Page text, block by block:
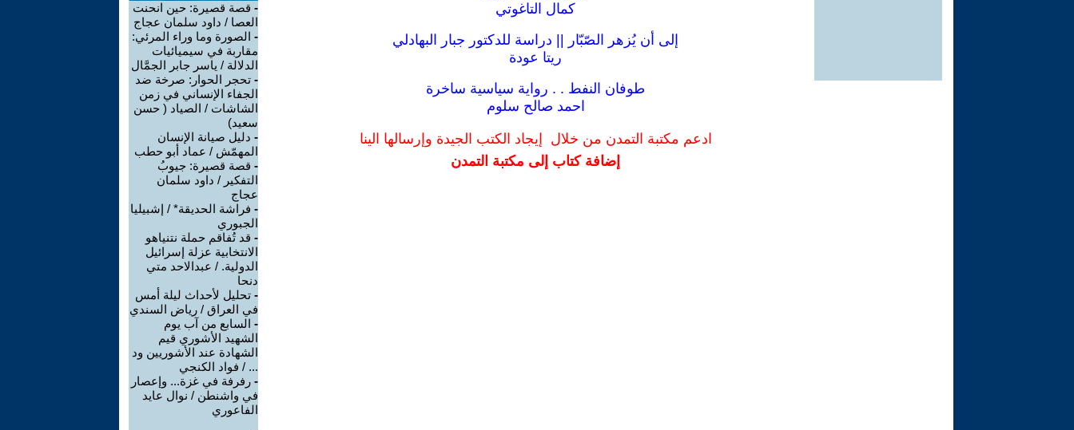
كمال التاغوتي
إلى أن يُزهر الصّبّار || دراسة للدكتور جبار البهادلي
ريتا عودة
طوفان النفط . . رواية سياسية ساخرة
احمد صالح سلوم
ادعم مكتبة التمدن من خلال إيجاد الكتب الجيدة وإرسالها الينا
إضافة كتاب إلى مكتبة التمدن
- قصة قصيرة: حين انحنت
العصا / داود سلمان عجاج
- الصورة وما وراء المرئي:
مقاربة في سيميائيات
الدلالة / ياسر جابر الجمَّال
- تحجر الحوار: صرخة ضد
الجفاء الإنساني في زمن
الشاشات / الصياد ‏( حسن
سعيد‏)
- دليل صيانة الإنسان
المهمّش / عماد أبو حطب
- قصة قصيرة: جيوبُ
التفكير / داود سلمان
عجاج
- فراشة الحديقة* / إشبيليا
الجبوري
- قد تُفاقم حملة نتنياهو
الانتخابية عزلة إسرائيل
الدولية. / عبدالاحد متي
دنحا
- تحليل لأحداث ليلة أمس
في العراق / رياض السندي
- السابع من آب يوم
الشهيد الأشوري قيم
الشهادة عند الأشوريين ود
... / فواد الكنجي
- رفرفة في غزة... وإعصار
في واشنطن / نوال عايد
الفاعوري